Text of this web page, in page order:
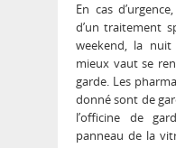
En cas
d’un traitement
weekend, la
mieux vaut se
garde. Les
donné sont de
l’officine de
panneau de la